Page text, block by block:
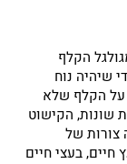
הקלף
שיהיה נוח
על הקלף שלא
שונות, הקישוט
צורות של
חיים, בעצי חיים